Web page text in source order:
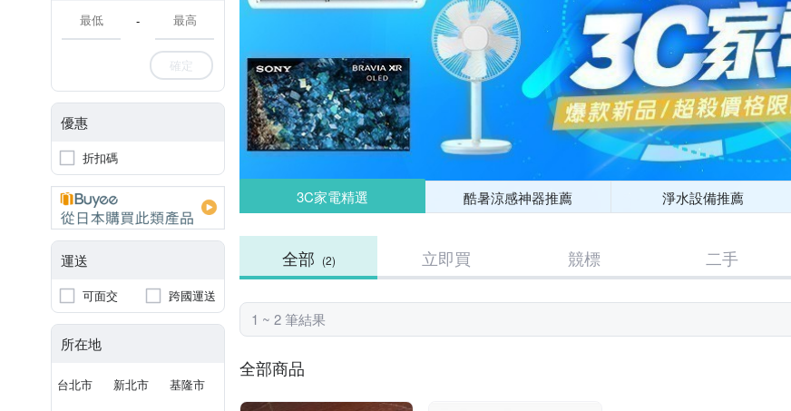
-
確定
優惠
折扣碼
運送
可面交 跨國運送
所在地
台北市 新北市 基隆市
3C家電精選 酷暑涼感神器推薦 淨水設備推薦
全部 (2) 立即買 競標 二手
1 ~ 2 筆結果
全部商品